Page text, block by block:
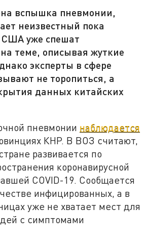
вспышка пневмонии,
неизвестный пока
США уже спешат
теме, описывая жуткие
эксперты в сфере
не торопиться, а
данных китайских
пневмонии наблюдается
КНР. В ВОЗ считают,
развивается по
коронавирусной
COVID-19. Сообщается
инфицированных, а в
уже не хватает мест для
с симптомами